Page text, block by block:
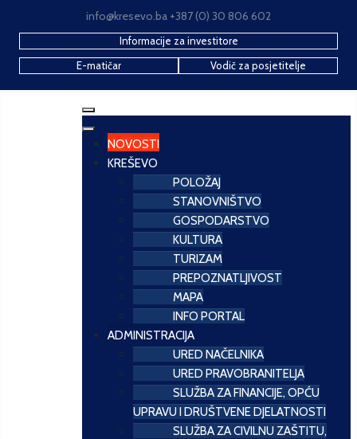
info@kresevo.ba +387 (0) 30 806 602
Informacije za investitore
E-matičar
Vodič za posjetitelje
NOVOSTI
KREŠEVO
POLOŽAJ
STANOVNIŠTVO
GOSPODARSTVO
KULTURA
TURIZAM
PREPOZNATLJIVOST
MAPA
INFO PORTAL
ADMINISTRACIJA
URED NAČELNIKA
URED PRAVOBRANITELJA
SLUŽBA ZA FINANCIJE, OPĆU
UPRAVU I DRUŠTVENE DJELATNOSTI
SLUŽBA ZA CIVILNU ZAŠTITU,